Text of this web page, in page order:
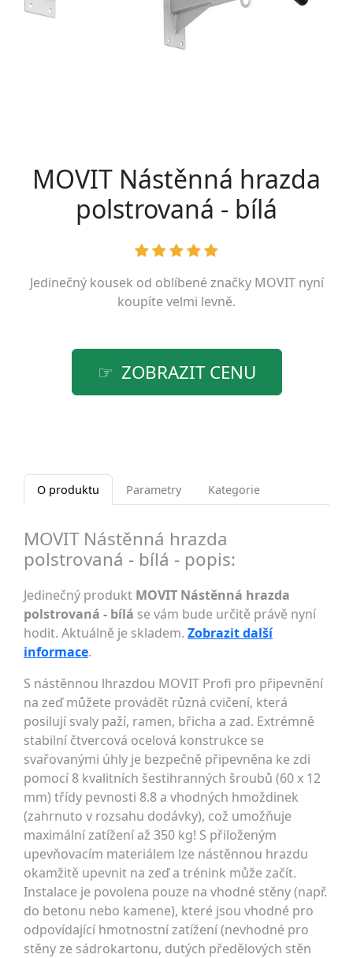
MOVIT Nástěnná hrazda
polstrovaná - bílá
Jedinečný kousek od oblíbené značky MOVITnyní
koupíte velmi levně.
ZOBRAZIT CENU
O produktu Parametry Kategorie
MOVIT Nástěnná hrazda
polstrovaná - bílá - popis:
Jedinečný produkt MOVIT Nástěnná hrazda
polstrovaná - bílá se vám bude určitě právě nyní
hodit. Aktuálně je skladem. Zobrazit další
informace.
S nástěnnou lhrazdou MOVIT Profi pro připevnění
na zeď můžete provádět různá cvičení, která
posilují svaly paží, ramen, břicha a zad. Extrémně
stabilní čtvercová ocelová konstrukce se
svařovanými úhly je bezpečně připevněna ke zdi
pomocí 8 kvalitních šestihranných šroubů (60 x 12
mm) třídy pevnosti 8.8 a vhodných hmoždinek
(zahrnuto v rozsahu dodávky), což umožňuje
maximální zatížení až 350 kg! S přiloženým
upevňovacím materiálem lze nástěnnou hrazdu
okamžitě upevnit na zeď a trénink může začít.
Instalace je povolena pouze na vhodné stěny (např.
do betonu nebo kamene), které jsou vhodné pro
odpovídající hmotnostní zatížení (nevhodné pro
stěny ze sádrokartonu, dutých předělových stěn